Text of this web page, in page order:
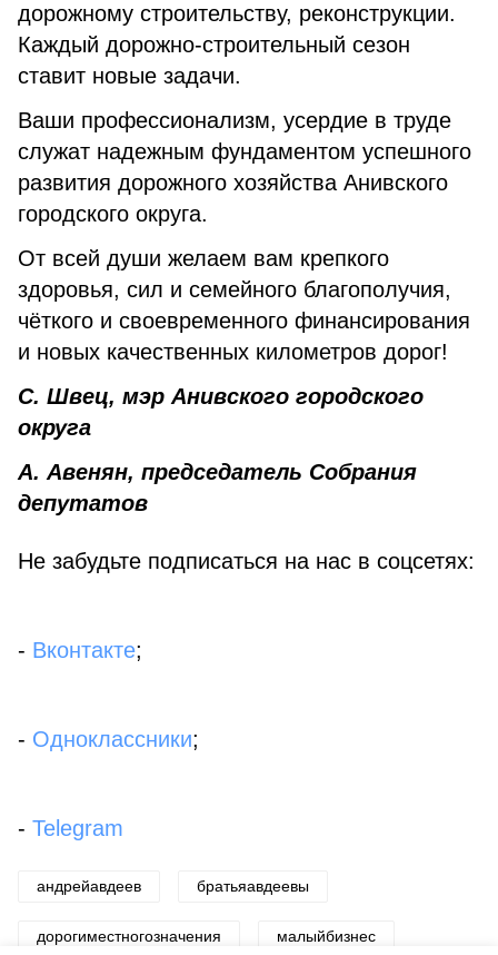
дорожному строительству, реконструкции.
Каждый дорожно-строительный сезон
ставит новые задачи.
Ваши профессионализм, усердие в труде
служат надежным фундаментом успешного
развития дорожного хозяйства Анивского
городского округа.
От всей души желаем вам крепкого
здоровья, сил и семейного благополучия,
чёткого и своевременного финансирования
и новых качественных километров дорог!
С. Швец, мэр Анивского городского
округа
А. Авенян, председатель Собрания
депутатов
Не забудьте подписаться на нас в соцсетях:
- Вконтакте;
- Одноклассники;
- Telegram
андрейавдеев братьяавдеевы
дорогиместногозначения малыйбизнес